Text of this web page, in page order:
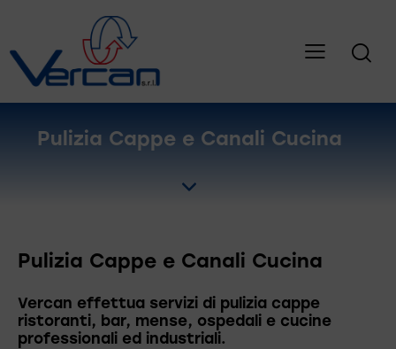
Pulizia Cappe e Canali Cucina
Pulizia Cappe e Canali Cucina
Vercan effettua servizi di pulizia cappe
ristoranti, bar, mense, ospedali e cucine
professionali ed industriali.